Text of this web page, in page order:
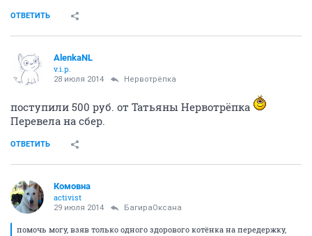
ОТВЕТИТЬ
AlenkaNL
v.i.p.
28 июля 2014 Нервотрёпка
поступили 500 руб. от Татьяны Нервотрёпка
Перевела на сбер.
ОТВЕТИТЬ
Комовна
activist
29 июля 2014 БагираОксана
помочь могу, взяв только одного здорового котёнка на передержку,